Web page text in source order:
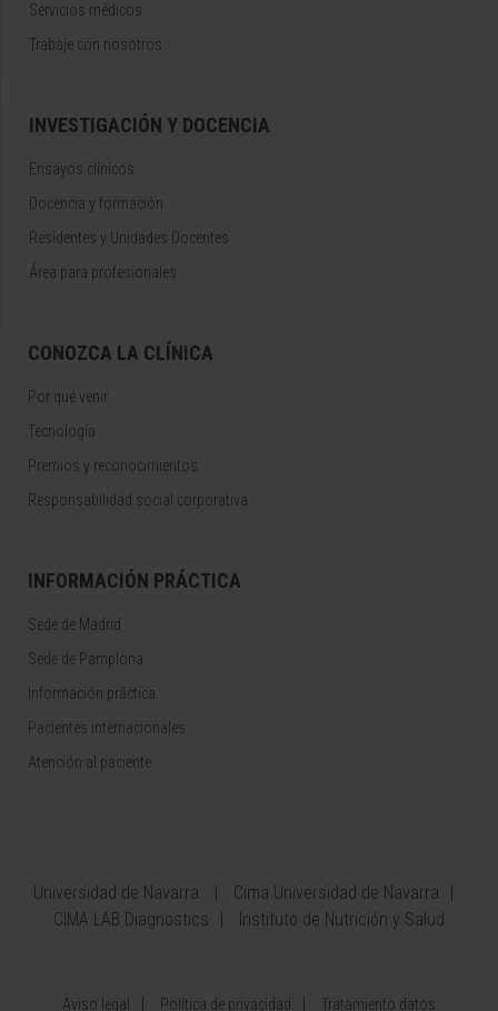
Servicios médicos
Trabaje con nosotros
INVESTIGACIÓN Y DOCENCIA
Ensayos clínicos
Docencia y formación
Residentes y Unidades Docentes
Área para profesionales
CONOZCA LA CLÍNICA
Por qué venir
Tecnología
Premios y reconocimientos
Responsabilidad social corporativa
INFORMACIÓN PRÁCTICA
Sede de Madrid
Sede de Pamplona
Información práctica
Pacientes internacionales
Atención al paciente
Universidad de Navarra
Cima Universidad de Navarra
CIMA LAB Diagnostics
Instituto de Nutrición y Salud
Aviso legal Política de privacidad Tratamiento datos